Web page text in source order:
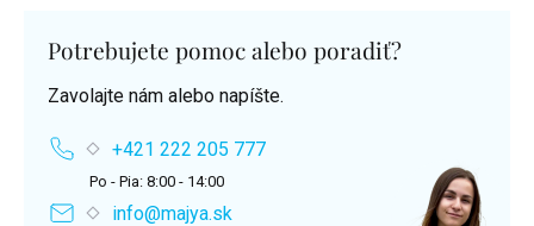
Potrebujete pomoc alebo poradiť?
Zavolajte nám alebo napíšte.
+421 222 205 777
Po - Pia: 8:00 - 14:00
info@majya.sk